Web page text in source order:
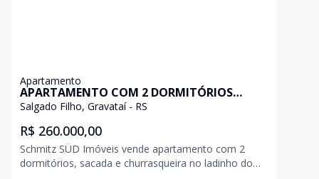
Apartamento
APARTAMENTO COM 2 DORMITÓRIOS
SACADA E CHURRASQUEIRA - GRAVATAÍ
Salgado Filho, Gravataí - RS
R$ 260.000,00
Schmitz SÜD Imóveis vende apartamento com 2
dormitórios, sacada e churrasqueira no ladinho do